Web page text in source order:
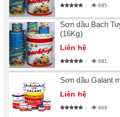
685
Sơn dầu Bạch
(16Kg)
Liên hệ
681
Sơn dầu Galant
Liên hệ
669